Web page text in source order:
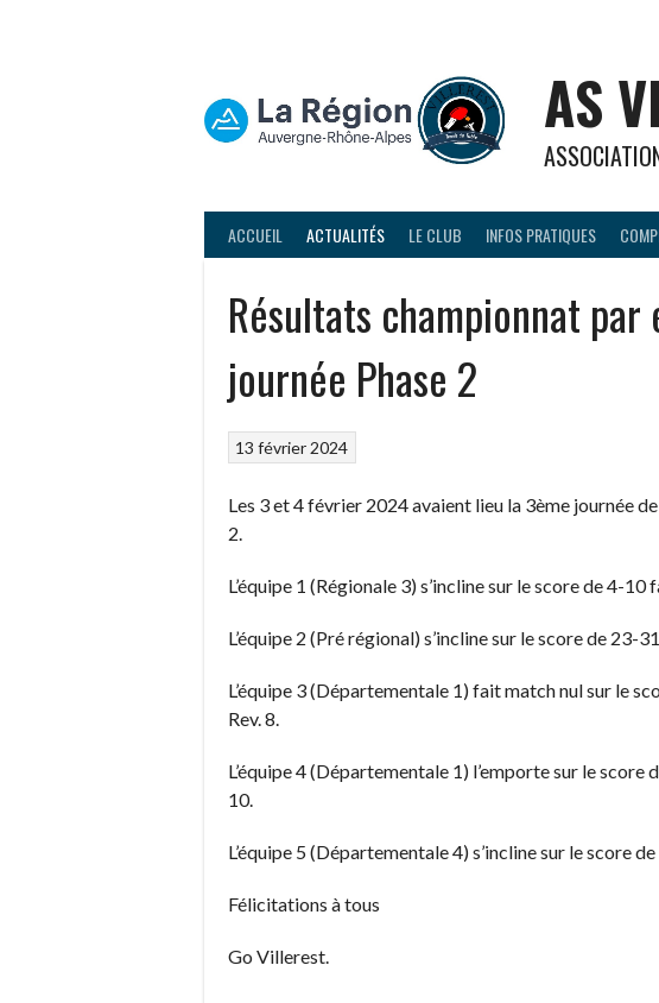
AS
ACCUEIL ACTUALITÉS LE CLUB INFOS PRATIQUES
Résultats championnat par
journée Phase 2
13 février 2024
Les 3 et 4 février 2024 avaient lieu la 3ème journée
2.
L’équipe 1 (Régionale 3) s’incline sur le score de 4-10
L’équipe 2 (Pré régional) s’incline sur le score de 23-
L’équipe 3 (Départementale 1) fait match nul sur le
Rev. 8.
L’équipe 4 (Départementale 1) l’emporte sur le
10.
L’équipe 5 (Départementale 4) s’incline sur le score
Félicitations à tous
Go Villerest.